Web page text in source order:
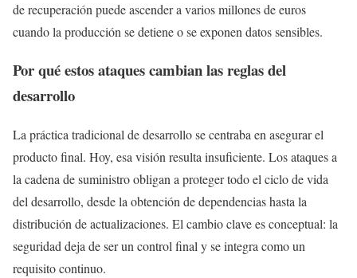
de recuperación puede ascender a varios millones de euros
cuando la producción se detiene o se exponen datos sensibles.
Por qué estos ataques cambian las reglas del
desarrollo
La práctica tradicional de desarrollo se centraba en asegurar el
producto final. Hoy, esa visión resulta insuficiente. Los ataques a
la cadena de suministro obligan a proteger todo el ciclo de vida
del desarrollo, desde la obtención de dependencias hasta la
distribución de actualizaciones. El cambio clave es conceptual: la
seguridad deja de ser un control final y se integra como un
requisito continuo.